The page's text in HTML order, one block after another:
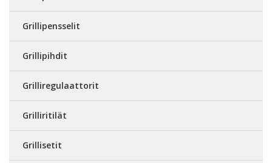
Grillipensselit
Grillipihdit
Grilliregulaattorit
Grilliritilät
Grillisetit